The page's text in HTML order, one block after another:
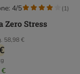
58,98 €
€
4/5 (1)